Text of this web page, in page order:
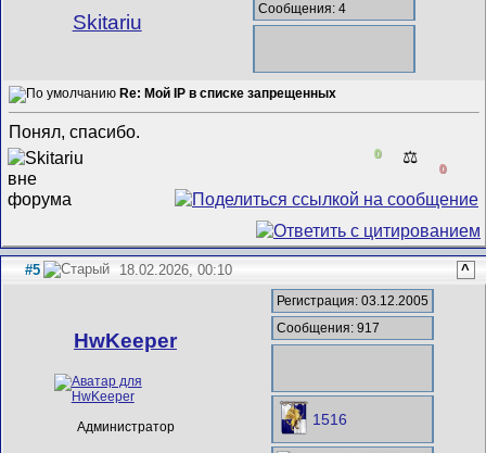
Skitariu
Сообщения: 4
Re: Мой IP в списке запрещенных
Понял, спасибо.
0 ⚖️
0
#5 18.02.2026, 00:10 ^
HwKeeper
Администратор
Регистрация: 03.12.2005
Сообщения: 917
1516